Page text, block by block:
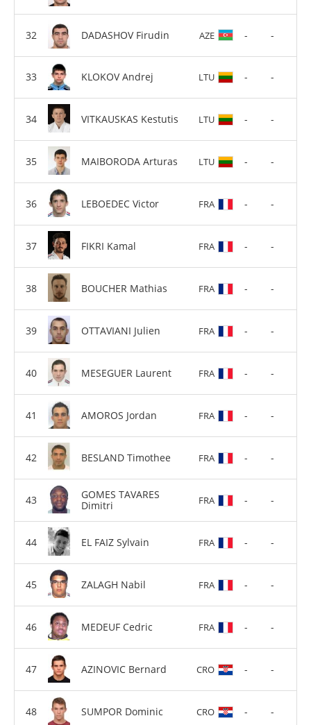
DADASHOV Firudin AZE - -
KLOKOV Andrej LTU - -
VITKAUSKAS Kestutis LTU - -
MAIBORODA Arturas LTU - -
LEBOEDEC Victor FRA - -
FIKRI Kamal FRA - -
BOUCHER Mathias FRA - -
OTTAVIANI Julien FRA - -
MESEGUER Laurent FRA - -
AMOROS Jordan FRA - -
BESLAND Timothee FRA - -
GOMES TAVARES
Dimitri
FRA - -
EL FAIZ Sylvain FRA - -
ZALAGH Nabil FRA - -
MEDEUF Cedric FRA - -
AZINOVIC Bernard CRO - -
SUMPOR Dominic CRO - -